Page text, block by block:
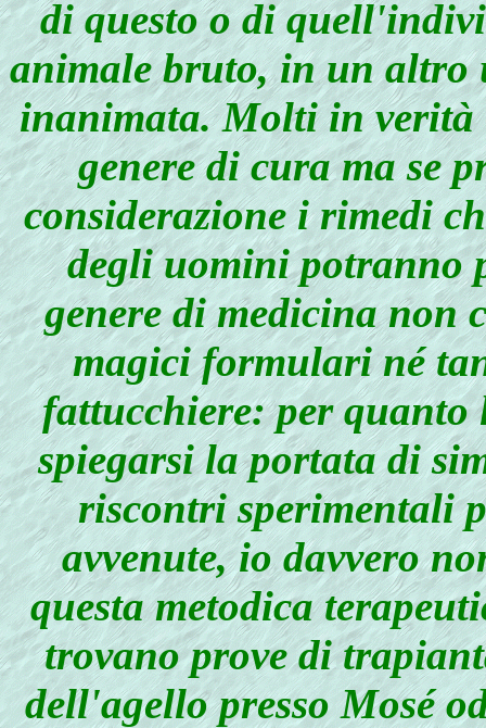
di questo o di
animale bruto, in un altro
inanimata. Molti in verità
genere di cura ma se
considerazione i rimedi
degli uomini potranno
genere di medicina non
magici formulari né
fattucchiere: per quanto
spiegarsi la portata di
riscontri sperimentali
avvenute, io davvero
questa metodica
trovano prove di
dell'agello presso Mosé